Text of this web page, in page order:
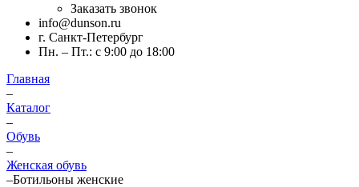
Заказать звонок
info@dunson.ru
г. Санкт-Петербург
Пн. – Пт.: с 9:00 до 18:00
Главная
–
Каталог
–
Обувь
–
Женская обувь
–Ботильоны женские